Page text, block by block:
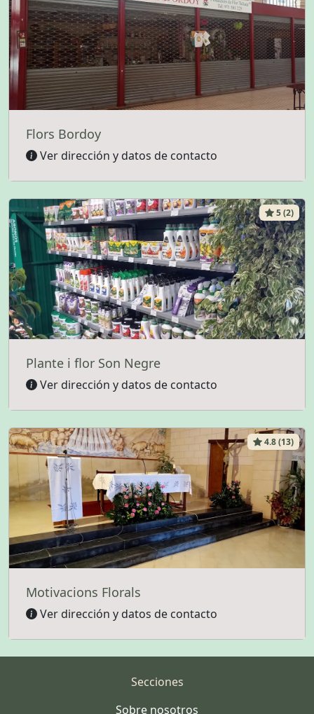
Flors Bordoy
Ver dirección y datos de contacto
5 (2)
Plante i flor Son Negre
Ver dirección y datos de contacto
4.8 (13)
Motivacions Florals
Ver dirección y datos de contacto
Secciones
Sobre nosotros